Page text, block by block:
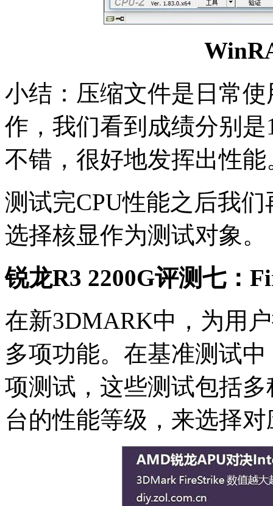
小结：压缩文件是日常
作，我们看到成绩分别
不错，很好地发挥出性能
测试完CPU性能之后我
选择核显作为测试对象。
锐龙R3 2200G评测七：
在新3DMARK中，为用
多项功能。在基准测试
项测试，这些测试包括
台的性能等级，来选择